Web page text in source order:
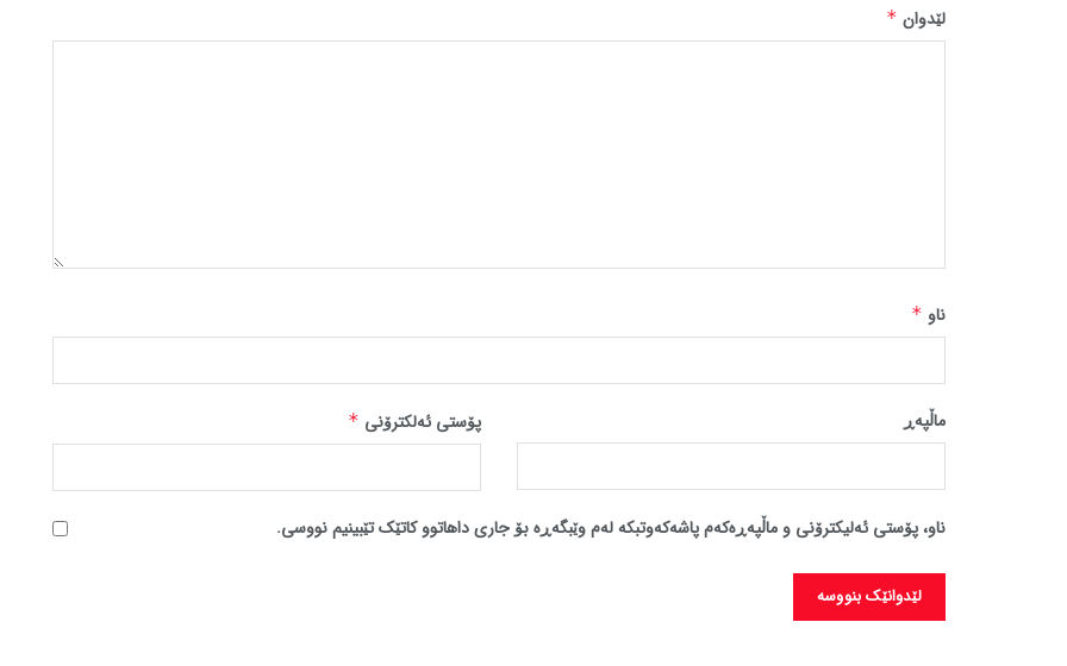
لێدوان *
ناو *
پۆستی ئەلکترۆنی * ماڵپه‌ڕ
ناو، پۆستی ئەلیکترۆنی و ماڵپەڕەکەم پاشەکەوتبکە لەم وێبگەڕە بۆ جاری داهاتوو کاتێک تێبینیم نووسی.